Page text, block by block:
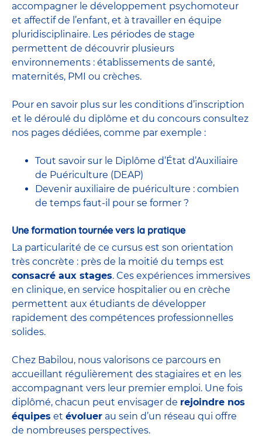
accompagner le développement psychomoteur
et affectif de l’enfant, et à travailler en équipe
pluridisciplinaire. Les périodes de stage
permettent de découvrir plusieurs
environnements : établissements de santé,
maternités, PMI ou crèches.
Pour en savoir plus sur les conditions d’inscription
et le déroulé du diplôme et du concours consultez
nos pages dédiées, comme par exemple :
Tout savoir sur le Diplôme d’État d’Auxiliaire
de Puériculture (DEAP)
Devenir auxiliaire de puériculture : combien
de temps faut-il pour se former ?
Une formation tournée vers la pratique
La particularité de ce cursus est son orientation
très concrète : près de la moitié du temps est
consacré aux stages. Ces expériences immersives
en clinique, en service hospitalier ou en crèche
permettent aux étudiants de développer
rapidement des compétences professionnelles
solides.
Chez Babilou, nous valorisons ce parcours en
accueillant régulièrement des stagiaires et en les
accompagnant vers leur premier emploi. Une fois
diplômé, chacun peut envisager de rejoindre nos
équipes et évoluer au sein d’un réseau qui offre
de nombreuses perspectives.